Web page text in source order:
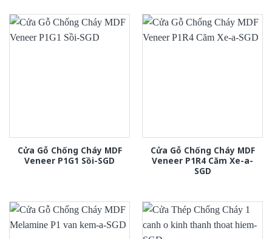
Cửa Gỗ Chống Cháy MDF
Veneer P1G1 Sồi-SGD
Cửa Gỗ Chống Cháy MDF
Veneer P1R4 Căm Xe-a-
SGD